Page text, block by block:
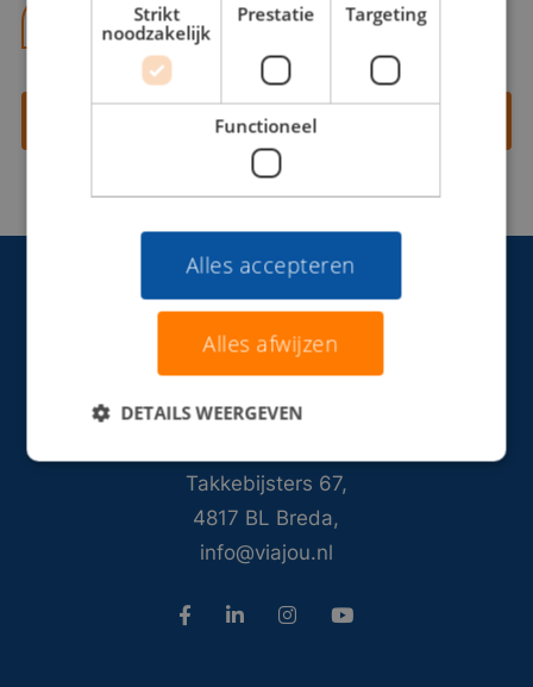
06 13 28 62 71
Contact opnemen
Takkebijsters 67,
4817 BL Breda,
info@viajou.nl
Strikt
noodzakelijk
Prestatie Targeting
Functioneel
Alles accepteren
Alles afwijzen
DETAILS WEERGEVEN